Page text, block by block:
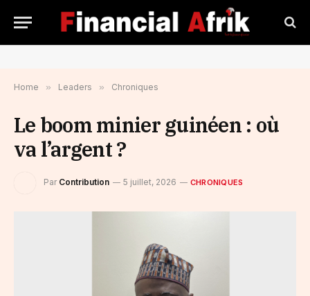
Home » Leaders » Chroniques
Le boom minier guinéen : où
va l’argent ?
Par Contribution 5 juillet, 2026 CHRONIQUES